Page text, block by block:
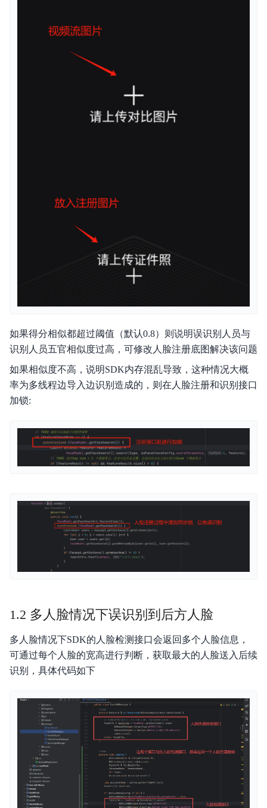
如果得分相似都超过阈值（默认0.8）则说明误识别人员与
识别人员五官相似度过高，可修改人脸注册底图解决该问题
如果相似度不高，说明SDK内存混乱导致，这种情况大概
率为多线程边导入边识别造成的，则在人脸注册和识别接口
加锁:
1.2 多人脸情况下误识别到后方人脸
多人脸情况下SDK的人脸检测接口会返回多个人脸信息，
可通过每个人脸的宽高进行判断，获取最大的人脸送入后续
识别，具体代码如下